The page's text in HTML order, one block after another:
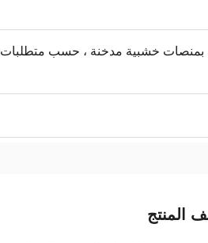
بمنصات خشبية مدخنة ، حسب متطلبات
المنتج